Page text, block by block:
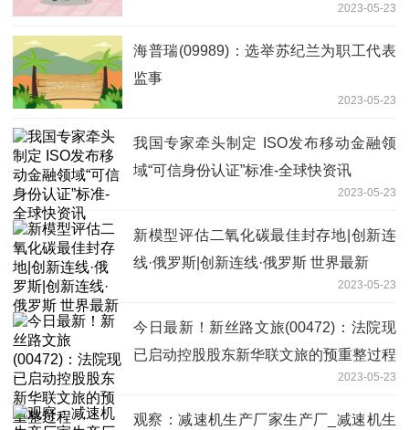
2023-05-23
海普瑞(09989)：选举苏纪兰为职工代表
监事
2023-05-23
我国专家牵头制定 ISO发布移动金融领
域“可信身份认证”标准-全球快资讯
2023-05-23
新模型评估二氧化碳最佳封存地|创新连
线·俄罗斯|创新连线·俄罗斯 世界最新
2023-05-23
今日最新！新丝路文旅(00472)：法院现
已启动控股股东新华联文旅的预重整过程
2023-05-23
观察：减速机生产厂家生产厂_减速机生